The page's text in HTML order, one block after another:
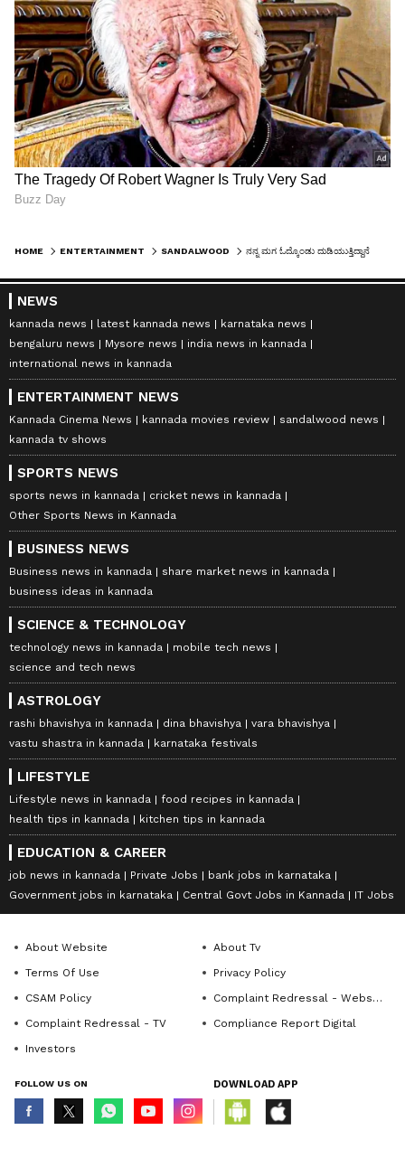
HOME ENTERTAINMENT SANDALWOOD
NEWS
kannada news latest kannada news
karnataka news
bengaluru news
Mysore news
india news in kannada
international news in kannada
ENTERTAINMENT NEWS
Kannada Cinema News kannada movies review
sandalwood news
kannada tv shows
SPORTS NEWS
sports news in kannada
cricket news in kannada
Other Sports News in Kannada
BUSINESS NEWS
Business news in kannada
share market news in kannada
business ideas in kannada
SCIENCE & TECHNOLOGY
technology news in kannada
mobile tech news
science and tech news
ASTROLOGY
rashi bhavishya in kannada dina bhavishya
vara bhavishya
vastu shastra in kannada
karnataka festivals
LIFESTYLE
Lifestyle news in kannada
food recipes in kannada
health tips in kannada
kitchen tips in kannada
EDUCATION & CAREER
job news in kannada Private Jobs
bank jobs in karnataka
Government jobs in karnataka
Central Govt Jobs in Kannada IT Jobs
About Website
About Tv
Terms Of Use
Privacy Policy
CSAM Policy
Complaint Redressal - Website
Complaint Redressal - TV
Compliance Report Digital
Investors
FOLLOW US ON DOWNLOAD APP